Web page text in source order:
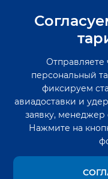
Отправляете
персональный
фиксируем
авиадоставки и
заявку, менеджер
Нажмите на